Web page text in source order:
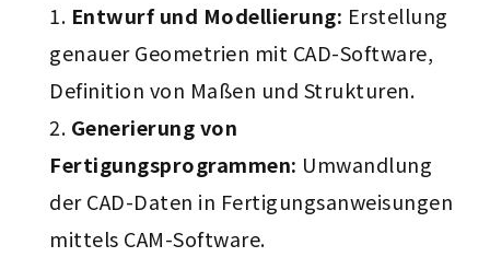
Entwurf und Modellierung: Erstellung
genauer Geometrien mit CAD-Software,
Definition von Maßen und Strukturen.
Generierung von
Fertigungsprogrammen: Umwandlung
der CAD-Daten in Fertigungsanweisungen
mittels CAM-Software.